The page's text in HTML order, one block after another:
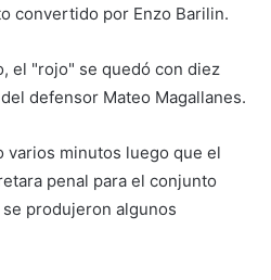
convertido por Enzo Barilin.
el "rojo" se quedó con diez
defensor Mateo Magallanes.
varios minutos luego que el
penal para el conjunto
produjeron algunos